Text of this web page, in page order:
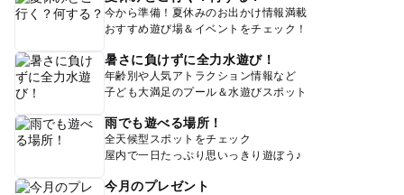
今から準備！夏休みのお出かけ情報満載
おすすめ遊び場＆イベントをチェック！
暑さに負けずに全力水遊び！
年齢別や人気アトラクション情報など
子ども大満足のプール＆水遊びスポット
雨でも遊べる場所！
全天候型スポットをチェック
屋内で一日たっぷり思いっきり遊ぼう♪
今月のプレゼント